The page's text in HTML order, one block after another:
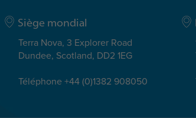
Siège mondial
Terra Nova, 3 Explorer Road
Dundee, Scotland, DD2 1EG
Téléphone +44 (0)1382 908050